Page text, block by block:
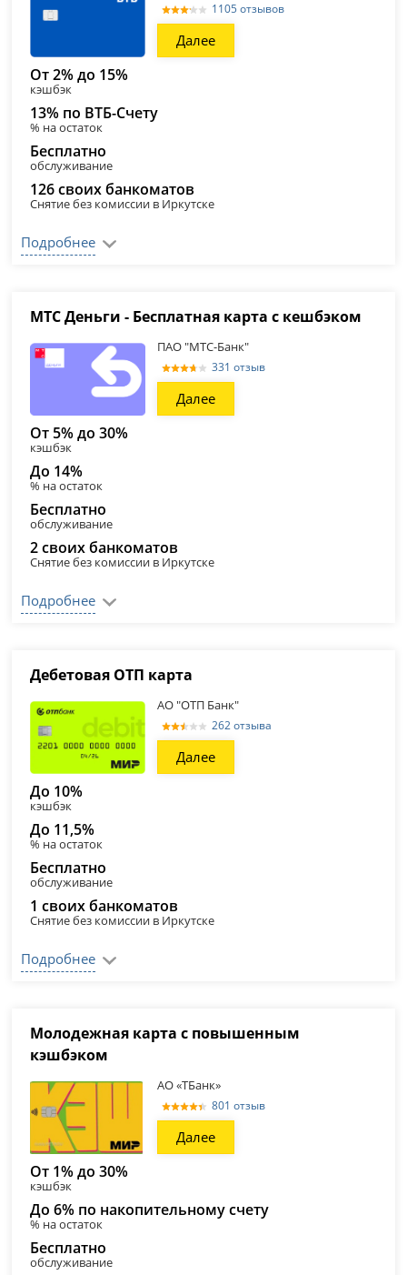
1105 отзывов
Далее
От 2% до 15%
кэшбэк
13% по ВТБ-Счету
% на остаток
Бесплатно
обслуживание
126 своих банкоматов
Снятие без комиссии в Иркутске
Подробнее
МТС Деньги - Бесплатная карта с кешбэком
ПАО "МТС-Банк"
331 отзыв
Далее
От 5% до 30%
кэшбэк
До 14%
% на остаток
Бесплатно
обслуживание
2 своих банкоматов
Снятие без комиссии в Иркутске
Подробнее
Дебетовая ОТП карта
АО "ОТП Банк"
262 отзыва
Далее
До 10%
кэшбэк
До 11,5%
% на остаток
Бесплатно
обслуживание
1 своих банкоматов
Снятие без комиссии в Иркутске
Подробнее
Молодежная карта с повышенным
кэшбэком
АО «ТБанк»
801 отзыв
Далее
От 1% до 30%
кэшбэк
До 6% по накопительному счету
% на остаток
Бесплатно
обслуживание